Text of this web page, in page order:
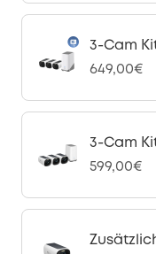
3-Cam
649,00€
3-Cam
599,00€